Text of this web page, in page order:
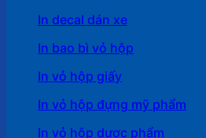
In decal dán xe
In bao bì vỏ hộp
In vỏ hộp giấy
In vỏ hộp đựng mỹ phẩm
In vỏ hộp dược phẩm